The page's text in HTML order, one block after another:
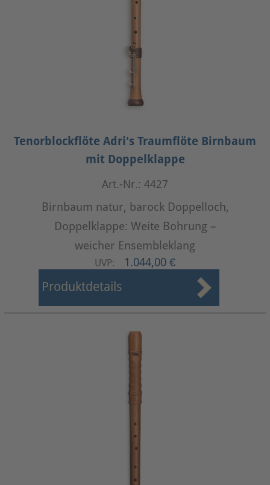
Tenorblockflöte Adri's Traumflöte Birnbaum
mit Doppelklappe
Art.-Nr.: 4427
Birnbaum natur, barock Doppelloch,
Doppelklappe: Weite Bohrung –
weicher Ensembleklang
UVP: 1.044,00 €
Produktdetails